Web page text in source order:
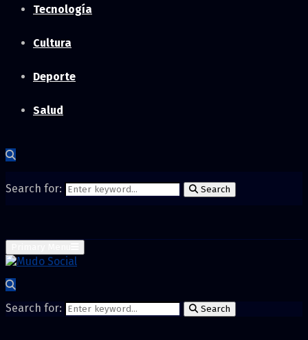
Tecnología
Cultura
Deporte
Salud
Search for: Search
Search for: Search